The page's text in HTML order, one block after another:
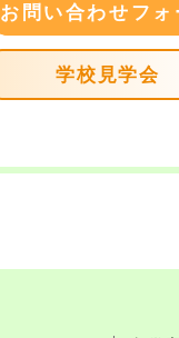
お問い合わせフォ
学校見学会